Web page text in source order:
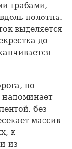
грабами,
полотна.
выделяется
до
по
напоминает
без
массив
к
из